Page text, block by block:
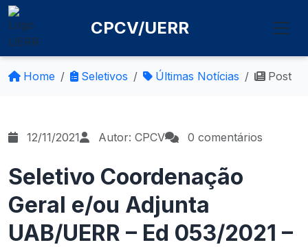
CPCV/UERR
Home Seletivos Últimas Notícias Post
12/11/2021 Autor: CPCV 0 comentários
Seletivo Coordenação
Geral e/ou Adjunta
UAB/UERR – Ed 053/2021 –